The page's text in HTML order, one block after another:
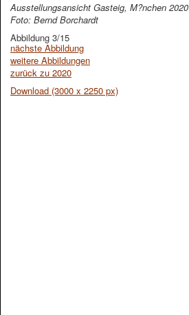
Ausstellungsansicht Gasteig, M?nchen 2020
Foto: Bernd Borchardt
Abbildung 3/15
nächste Abbildung
weitere Abbildungen
zurück zu 2020
Download (3000 x 2250 px)